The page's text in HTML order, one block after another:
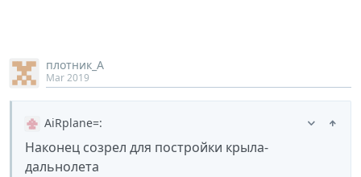
плотник_А
Mar 2019
AiRplane=:
Наконец созрел для постройки крыла-
дальнолета